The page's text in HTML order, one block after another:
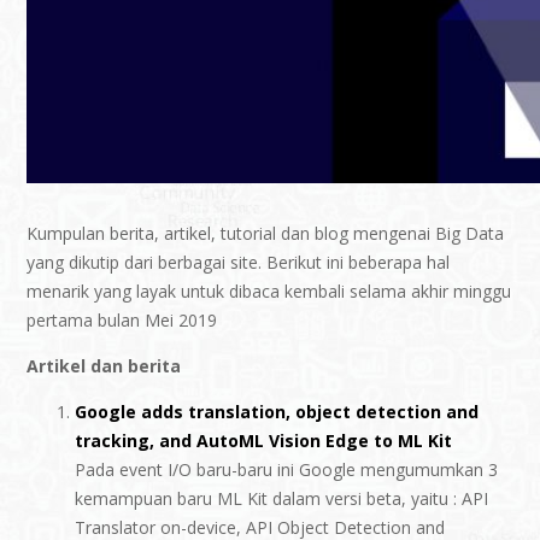
Kumpulan berita, artikel, tutorial dan blog mengenai Big Data
yang dikutip dari berbagai site. Berikut ini beberapa hal
menarik yang layak untuk dibaca kembali selama akhir minggu
pertama bulan Mei 2019
Artikel dan berita
Google adds translation, object detection and
tracking, and AutoML Vision Edge to ML Kit
Pada event I/O baru-baru ini Google mengumumkan 3
kemampuan baru ML Kit dalam versi beta, yaitu : API
Translator on-device, API Object Detection and